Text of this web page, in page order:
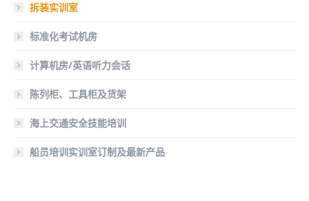
拆装实训室
标准化考试机房
计算机房/英语听力会话
陈列柜、工具柜及货架
海上交通安全技能培训
船员培训实训室订制及最新产品